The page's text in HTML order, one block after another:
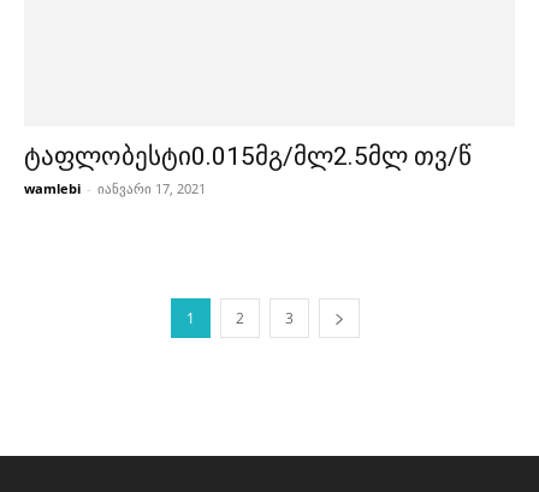
ტაფლობესტი0.015მგ/მლ2.5მლ თვ/წ
wamlebi - იანვარი 17, 2021
1 2 3